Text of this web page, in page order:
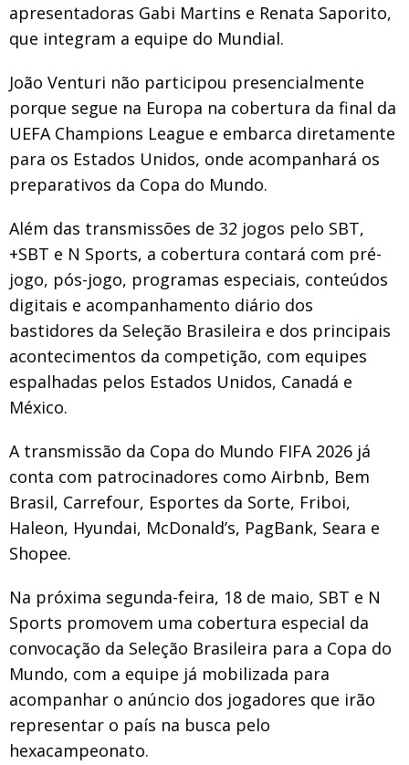
apresentadoras Gabi Martins e Renata Saporito,
que integram a equipe do Mundial.
João Venturi não participou presencialmente
porque segue na Europa na cobertura da final da
UEFA Champions League e embarca diretamente
para os Estados Unidos, onde acompanhará os
preparativos da Copa do Mundo.
Além das transmissões de 32 jogos pelo SBT,
+SBT e N Sports, a cobertura contará com pré-
jogo, pós-jogo, programas especiais, conteúdos
digitais e acompanhamento diário dos
bastidores da Seleção Brasileira e dos principais
acontecimentos da competição, com equipes
espalhadas pelos Estados Unidos, Canadá e
México.
A transmissão da Copa do Mundo FIFA 2026 já
conta com patrocinadores como Airbnb, Bem
Brasil, Carrefour, Esportes da Sorte, Friboi,
Haleon, Hyundai, McDonald’s, PagBank, Seara e
Shopee.
Na próxima segunda-feira, 18 de maio, SBT e N
Sports promovem uma cobertura especial da
convocação da Seleção Brasileira para a Copa do
Mundo, com a equipe já mobilizada para
acompanhar o anúncio dos jogadores que irão
representar o país na busca pelo
hexacampeonato.